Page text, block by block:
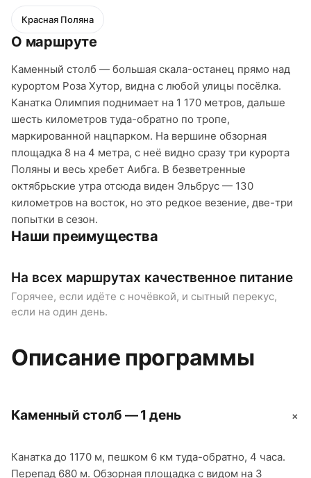
Красная Поляна
О маршруте
Каменный столб — большая скала-останец прямо над
курортом Роза Хутор, видна с любой улицы посёлка.
Канатка Олимпия поднимает на 1 170 метров, дальше
шесть километров туда-обратно по тропе,
маркированной нацпарком. На вершине обзорная
площадка 8 на 4 метра, с неё видно сразу три курорта
Поляны и весь хребет Аибга. В безветренные
октябрьские утра отсюда виден Эльбрус — 130
километров на восток, но это редкое везение, две-три
попытки в сезон.
Наши преимущества
На всех маршрутах качественное питание
Горячее, если идёте с ночёвкой, и сытный перекус,
если на один день.
Описание программы
Каменный столб — 1 день +
Канатка до 1170 м, пешком 6 км туда-обратно, 4 часа.
Перепад 680 м. Обзорная площадка с видом на 3